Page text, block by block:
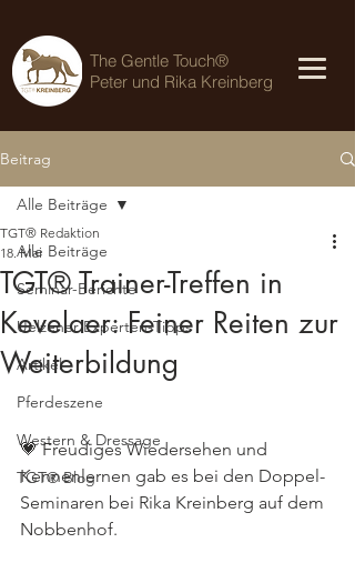
The Gentle Touch®
Peter und Rika Kreinberg
Beitrag
Alle Beiträge
Seminar-Berichte
Uelzener Experten-Tipps
Artikel
Pferdeszene
Western & Dressage
TGT® Blog
Alle Beiträge
TGT® Trainer-Treffen in
Kevelaer: Feiner Reiten zur
Weiterbildung
TGT® Redaktion
18. Mai
💗 Freudiges Wiedersehen und
Kennenlernen gab es bei den Doppel-
Seminaren bei Rika Kreinberg auf dem
Nobbenhof.